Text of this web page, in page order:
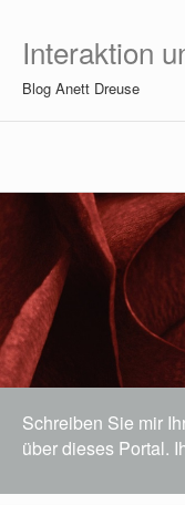
Interaktion
Blog Anett Dreuse
Schreiben Sie mir
über dieses Portal.